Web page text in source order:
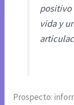
positivo
vida y
Prospecto: